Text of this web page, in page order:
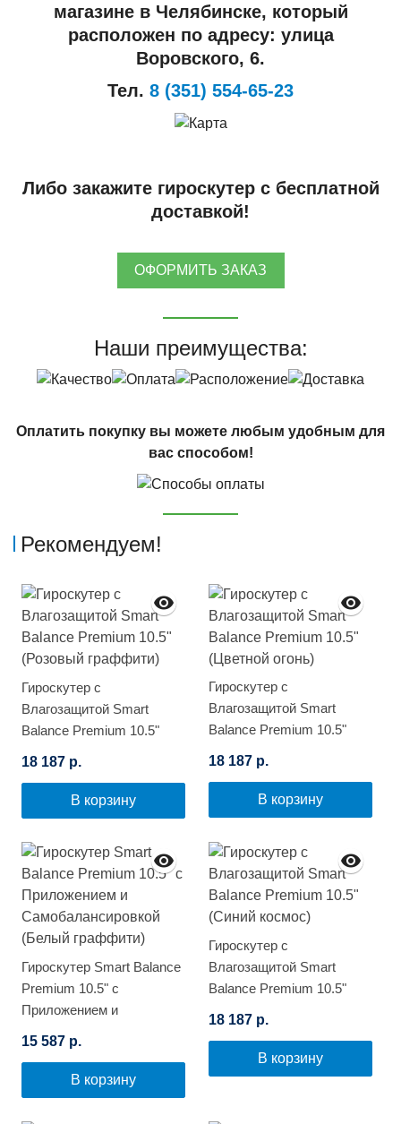
магазине в Челябинске, который
расположен по адресу: улица
Воровского, 6.
Тел. 8 (351) 554-65-23
Либо закажите гироскутер с бесплатной
доставкой!
ОФОРМИТЬ ЗАКАЗ
Наши преимущества:
Оплатить покупку вы можете любым удобным для
вас способом!
Рекомендуем!
Гироскутер с
Влагозащитой Smart
Balance Premium 10.5"
18 187 р.
В корзину
Гироскутер с
Влагозащитой Smart
Balance Premium 10.5"
18 187 р.
В корзину
Гироскутер Smart Balance
Premium 10.5" с
Приложением и
(Белый граффити)
15 587 р.
В корзину
Гироскутер с
Влагозащитой Smart
Balance Premium 10.5"
18 187 р.
В корзину